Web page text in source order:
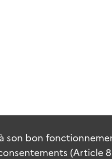
son bon
(Article